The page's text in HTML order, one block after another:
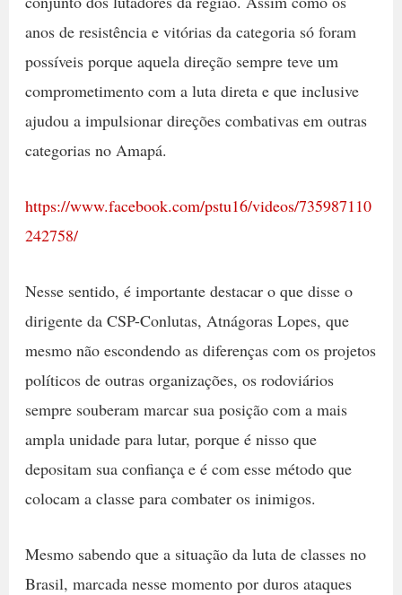
anos de resistência e vitórias da categoria só foram
possíveis porque aquela direção sempre teve um
comprometimento com a luta direta e que inclusive
ajudou a impulsionar direções combativas em outras
categorias no Amapá.
https://www.facebook.com/pstu16/videos/735987110
242758/
Nesse sentido, é importante destacar o que disse o
dirigente da CSP-Conlutas, Atnágoras Lopes, que
mesmo não escondendo as diferenças com os projetos
políticos de outras organizações, os rodoviários
sempre souberam marcar sua posição com a mais
ampla unidade para lutar, porque é nisso que
depositam sua confiança e é com esse método que
colocam a classe para combater os inimigos.
Mesmo sabendo que a situação da luta de classes no
Brasil, marcada nesse momento por duros ataques